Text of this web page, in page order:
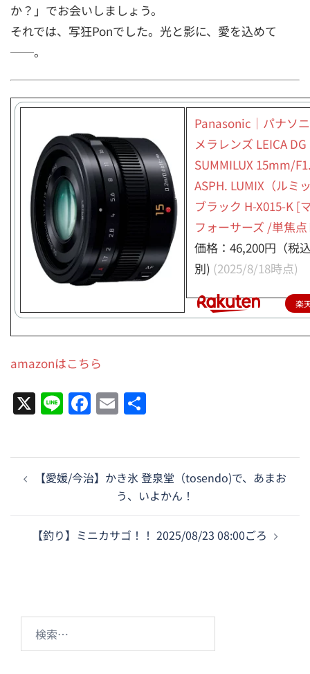
か？」でお会いしましょう。
それでは、写狂Ponでした。光と影に、愛を込めて
──。
Panasonic｜パナソ
メラレンズ LEICA DG
SUMMILUX 15mm/
ASPH. LUMIX（ルミ
ブラック H-X015-K [
フォーサーズ /単焦
価格：46,200円（税
別) (2025/8/18時点)
楽
amazonはこちら
Line Facebook
Email
稿
ン
【愛媛/今治】かき氷 登泉堂（tosendo)で、あまお
う、いよかん！
【釣り】ミニカサゴ！！ 2025/08/23 08:00ごろ